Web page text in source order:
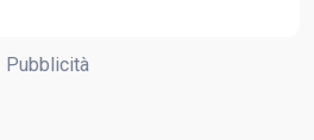
Pubblicità